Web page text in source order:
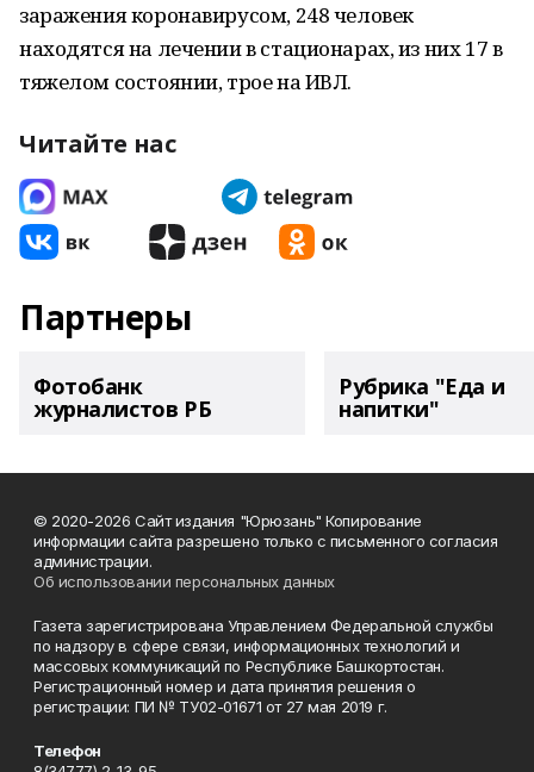
заражения коронавирусом, 248 человек
находятся на лечении в стационарах, из них 17 в
тяжелом состоянии, трое на ИВЛ.
Читайте нас
Партнеры
Фотобанк
журналистов РБ
Рубрика "Еда и
напитки"
© 2020-2026 Сайт издания "Юрюзань" Копирование
информации сайта разрешено только с письменного согласия
администрации.
Об использовании персональных данных
Газета зарегистрирована Управлением Федеральной службы
по надзору в сфере связи, информационных технологий и
массовых коммуникаций по Республике Башкортостан.
Регистрационный номер и дата принятия решения о
регистрации: ПИ № ТУ02-01671 от 27 мая 2019 г.
Телефон